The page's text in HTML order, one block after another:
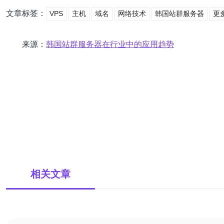
文章标签： VPS 主机 域名 网络技术 韩国站群服务器 更
来源： 韩国站群服务器在行业中的应用趋势
相关文章